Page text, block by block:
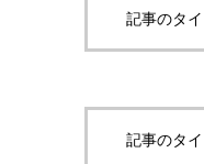
記事のタ
記事のタ